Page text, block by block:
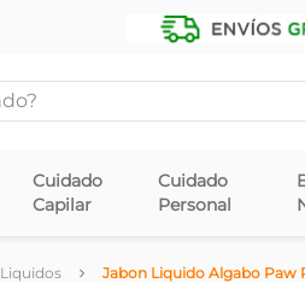
Cuidado
Capilar
Cuidado
Personal
Liquidos Jabon Liquido Algabo Paw